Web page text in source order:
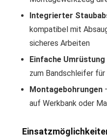
Integrierter
kompatibel mit
sicheres Arbeiten
Einfache Umrüstung
zum Bandschleifer
Montagebohrungen
auf Werkbank oder